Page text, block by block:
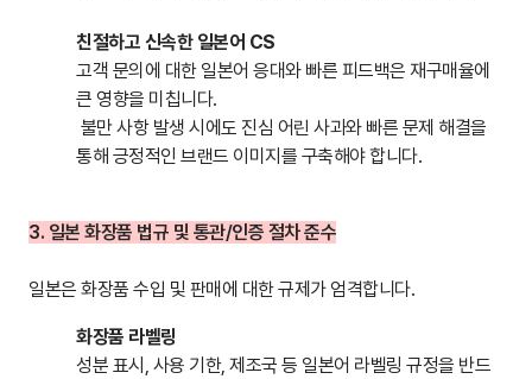
친절하고 신속한 일본어 CS
고객 문의에 대한 일본어 응대와 빠른 피드백은 재구매율에
큰 영향을 미칩니다.
불만 사항 발생 시에도 진심 어린 사과와 빠른 문제 해결을
통해 긍정적인 브랜드 이미지를 구축해야 합니다.
3. 일본 화장품 법규 및 통관/인증 절차 준수
일본은 화장품 수입 및 판매에 대한 규제가 엄격합니다.
화장품 라벨링
성분 표시, 사용 기한, 제조국 등 일본어 라벨링 규정을 반드